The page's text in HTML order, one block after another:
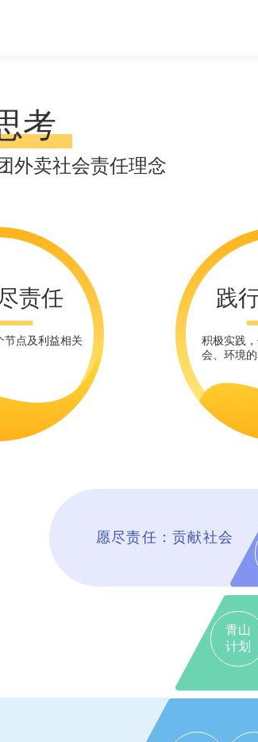
考
卖社会责任理念
责任
节点及利益相关
践
积极实践
会、环境
愿尽责任：贡献社会
青山
计划